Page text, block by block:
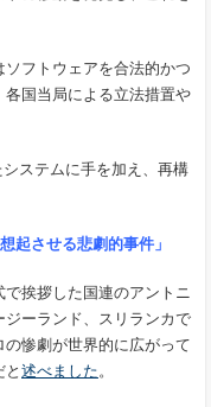
フトウェアを合法的かつ
国当局による立法措置や
システムに手を加え、再構
起させる悲劇的事件」
挨拶した国連のアントニ
ーランド、スリランカで
惨劇が世界的に広がって
述べました 。